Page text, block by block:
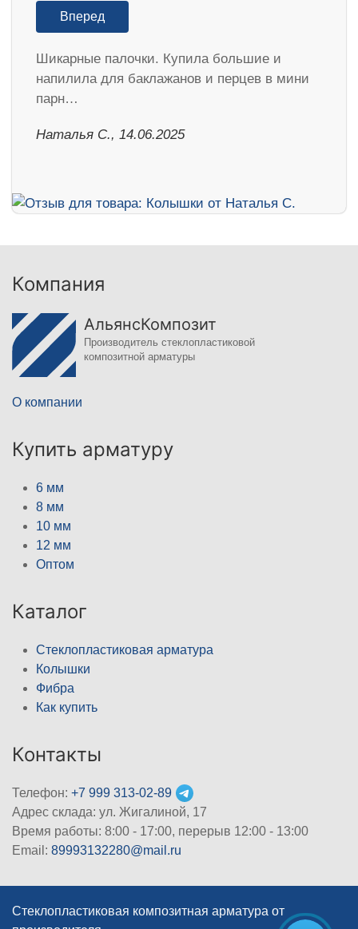
Вперед
Шикарные палочки. Купила большие и
напилила для баклажанов и перцев в мини
парн…
Наталья С., 14.06.2025
Компания
АльянсКомпозит
Производитель стеклопластиковой
композитной арматуры
О компании
Купить арматуру
6 мм
8 мм
10 мм
12 мм
Оптом
Каталог
Стеклопластиковая арматура
Колышки
Фибра
Как купить
Контакты
Телефон: +7 999 313-02-89
Адрес склада: ул. Жигалиной, 17
Время работы: 8:00 - 17:00, перерыв 12:00 - 13:00
Email: 89993132280@mail.ru
Стеклопластиковая композитная арматура от